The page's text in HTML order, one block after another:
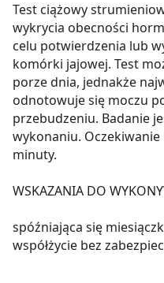
Test ciążowy
wykrycia obecności
celu potwierdzenia lub
komórki jajowej. Test
porze dnia, jednakże
odnotowuje się moczu
przebudzeniu. Badanie
wykonaniu.
minuty.
WSKAZANIA DO
spóźniająca się
współżycie bez